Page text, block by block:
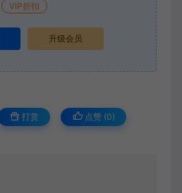
VIP折扣
升级会员
打赏 点赞 (0)